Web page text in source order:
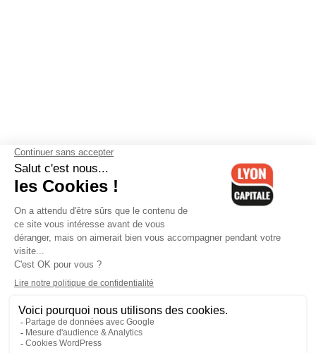
Contactez-nous-Mentions légales-CGV-Politique de
confidentialité-Gestion des cookies